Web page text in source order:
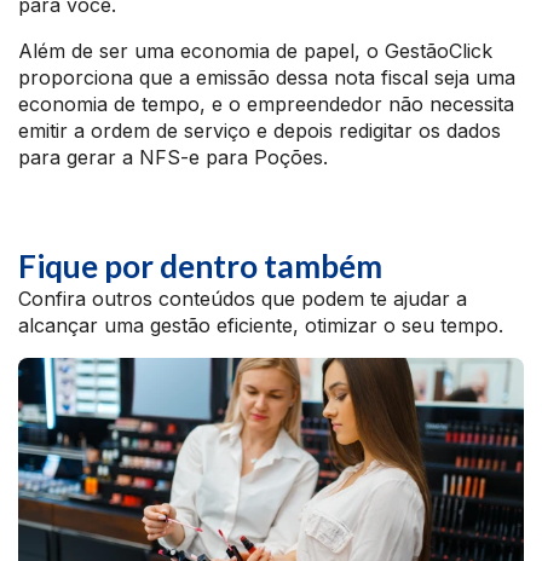
para você.
Além de ser uma economia de papel, o GestãoClick
proporciona que a emissão dessa nota fiscal seja uma
economia de tempo, e o empreendedor não necessita
emitir a ordem de serviço e depois redigitar os dados
para gerar a NFS-e para Poções.
Fique por dentro também
Confira outros conteúdos que podem te ajudar a
alcançar uma gestão eficiente, otimizar o seu tempo.